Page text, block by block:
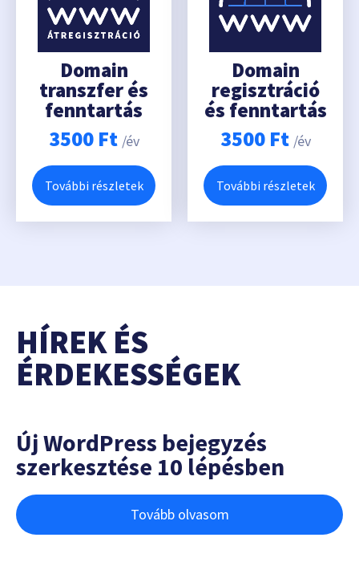
Domain
transzfer és
fenntartás
3500 Ft /év
További részletek
Domain
regisztráció
és fenntartás
3500 Ft /év
További részletek
HÍREK ÉS
ÉRDEKESSÉGEK
Új WordPress bejegyzés
szerkesztése 10 lépésben
Tovább olvasom